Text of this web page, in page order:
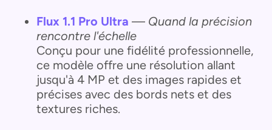
Flux 1.1 Pro Ultra — Quand la précision
rencontre l'échelle
Conçu pour une fidélité professionnelle,
ce modèle offre une résolution allant
jusqu'à 4 MP et des images rapides et
précises avec des bords nets et des
textures riches.